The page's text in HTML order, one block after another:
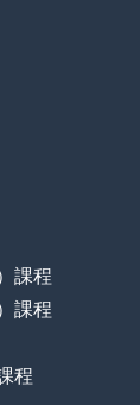
課程
課程
程